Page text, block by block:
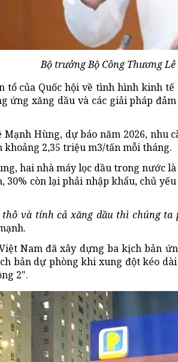
Bộ trưởng Bộ Công Thương
tổ của Quốc hội về tình hình kinh
ứng xăng dầu và các giải pháp
Mạnh Hùng, dự báo năm 2026,
2,35 triệu m3/tấn mỗi tháng.
hai nhà máy lọc dầu trong nước
30% còn lại phải nhập khẩu, chủ
thô và tính cả xăng dầu thì chúng
Nam đã xây dựng ba kịch bản
bản dự phòng khi xung đột kéo
2".